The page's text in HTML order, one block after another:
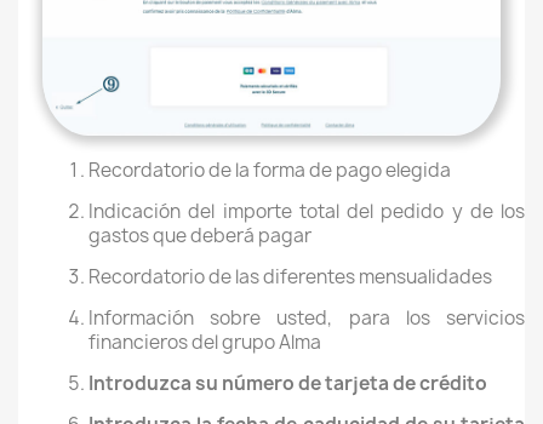
Recordatorio de la forma de pago elegida
Indicación del importe total del pedido y de los
gastos que deberá pagar
Recordatorio de las diferentes mensualidades
Información sobre usted, para los servicios
financieros del grupo Alma
Introduzca su número de tarjeta de crédito